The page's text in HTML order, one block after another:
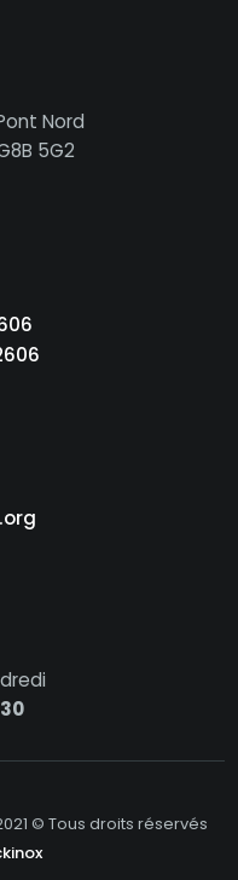
Nord
5G2
© Tous droits réservés